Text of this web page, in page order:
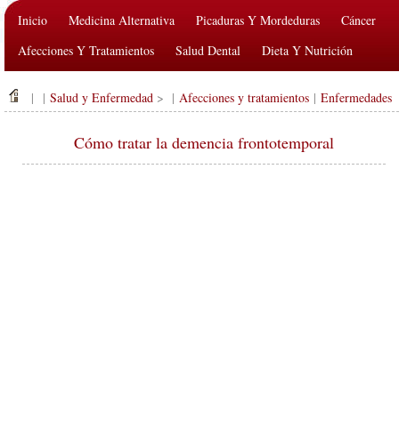
Inicio Medicina Alternativa Picaduras Y Mordeduras
Cáncer
Afecciones Y Tratamientos
Salud Dental
Dieta Y Nutrición
Salud Pública Y Seguridad
Cirugías Y Procedimientos Salud
| | Salud y Enfermedad > | Afecciones y tratamientos | Enfermedades
Cómo tratar la demencia frontotemporal